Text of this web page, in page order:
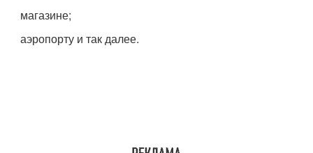
магазине;
аэропорту и так далее.